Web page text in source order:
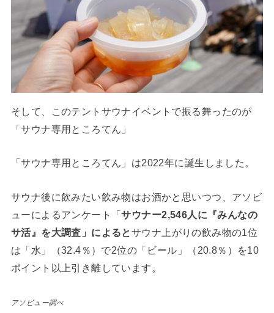
そして、このテントサウナイベントで振る舞ったのが
「サウナ専用ところてん」
「サウナ専用ところてん」は2022年に誕生しました。
サウナ後に飲みたい飲み物はお酒かと思いつつ、アソビ
ューによるアンケート「サウナー2,546人に『みんなの
サ活』を大調査」によるとサウナ上がりの飲み物の1位
は「水」（32.4％）で2位の「ビール」（20.8％）を10
ポイント以上引き離しています。
アソビュー調べ